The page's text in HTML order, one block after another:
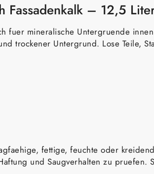
Fassadenkalk – 12,5
fuer mineralische Untergruende
trockener Untergrund. Lose Teile,
fettige, feuchte oder
und Saugverhalten zu pruefen.